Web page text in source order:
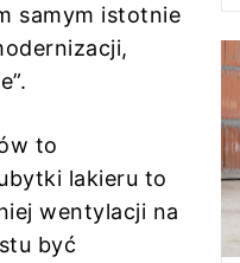
samym istotnie
to
lakieru to
wentylacji na
być